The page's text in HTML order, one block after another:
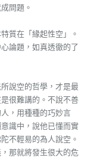
問題。
質在「緣起性空」。
論題，如真透徹的了
說空的哲學，才是最
很難講的。不說不善
，用種種的巧妙言
識中，說他已懂而實
不輕易的為人說空。
那就將發生很大的危